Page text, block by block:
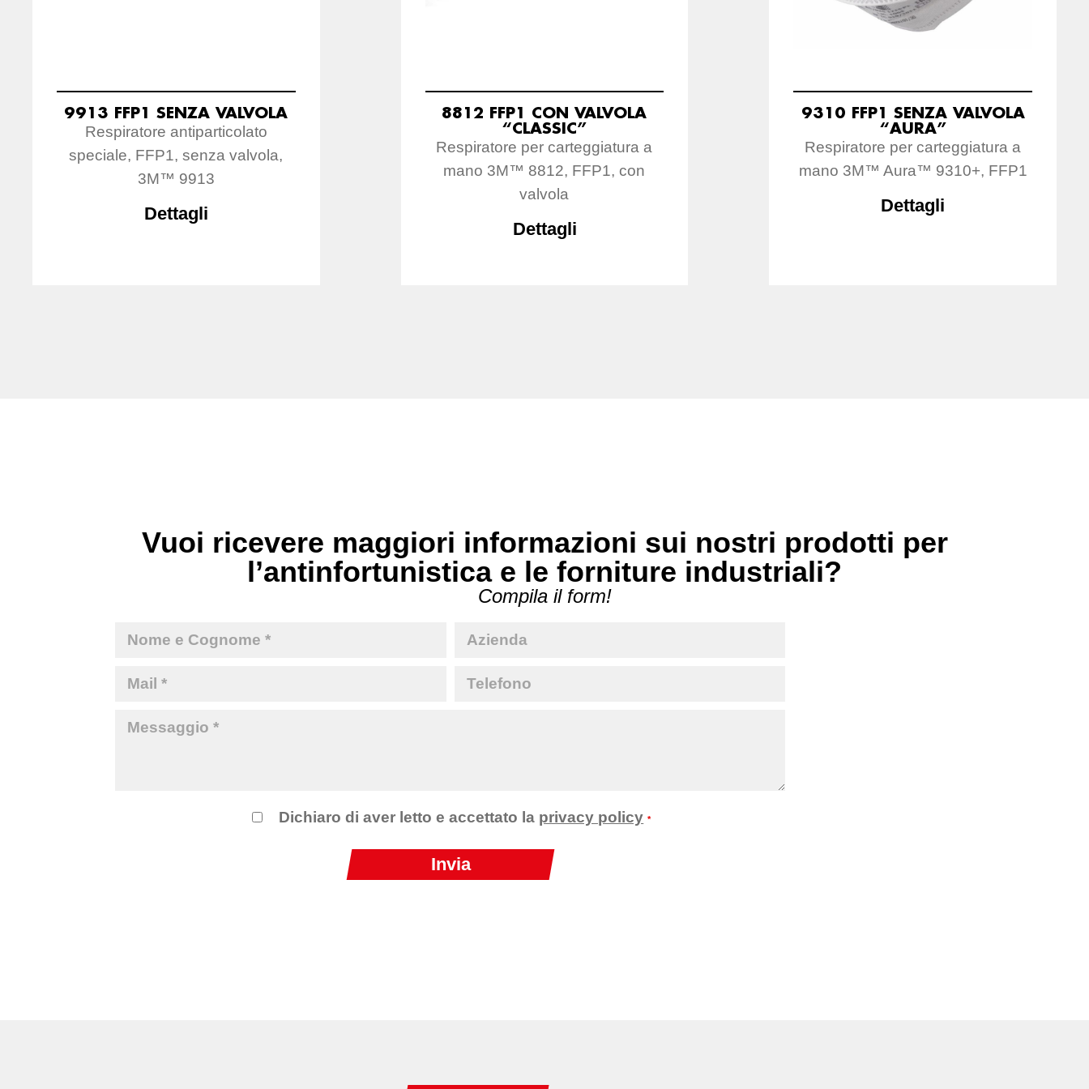
9913 FFP1 SENZA VALVOLA
Respiratore antiparticolato
speciale, FFP1, senza valvola,
3M™ 9913
Dettagli
8812 FFP1 CON VALVOLA
“CLASSIC”
Respiratore per carteggiatura a
mano 3M™ 8812, FFP1, con
valvola
Dettagli
9310 FFP1 SENZA VALVOLA
“AURA”
Respiratore per carteggiatura a
mano 3M™ Aura™ 9310+, FFP1
Dettagli
Vuoi ricevere maggiori informazioni sui nostri prodotti per
l’antinfortunistica e le forniture industriali?
Compila il form!
Dichiaro di aver letto e accettato la privacy policy *